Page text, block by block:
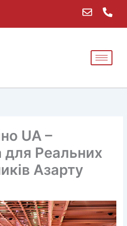
E
v
P
o
e
-
t
UA –
Реальних
Азарту